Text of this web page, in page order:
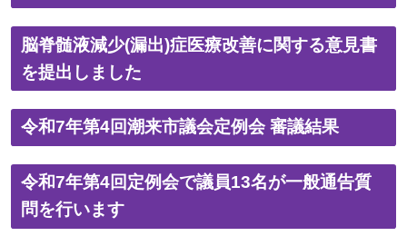
脳脊髄液減少(漏出)症医療改善に関する意見書
を提出しました
令和7年第4回潮来市議会定例会 審議結果
令和7年第4回定例会で議員13名が一般通告質
問を行います